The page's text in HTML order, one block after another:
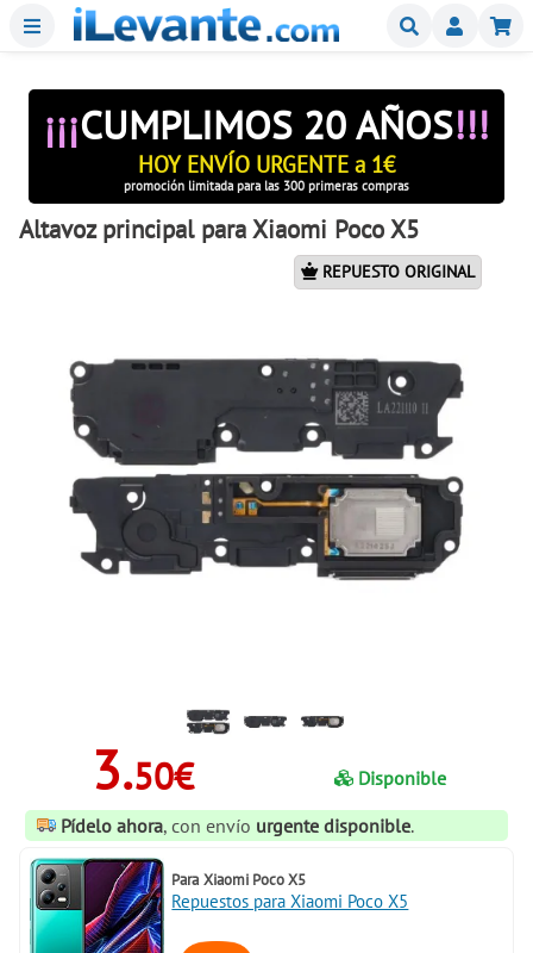
Menu Buscar
¡¡¡CUMPLIMOS 20 AÑOS!!!
HOY ENVÍO URGENTE a 1€
promoción limitada para las 300 primeras compras
Altavoz principal para Xiaomi Poco X5
REPUESTO ORIGINAL
3.50€
Disponible
Pídelo ahora, con envío urgente disponible.
Para Xiaomi Poco X5
Repuestos para Xiaomi Poco X5